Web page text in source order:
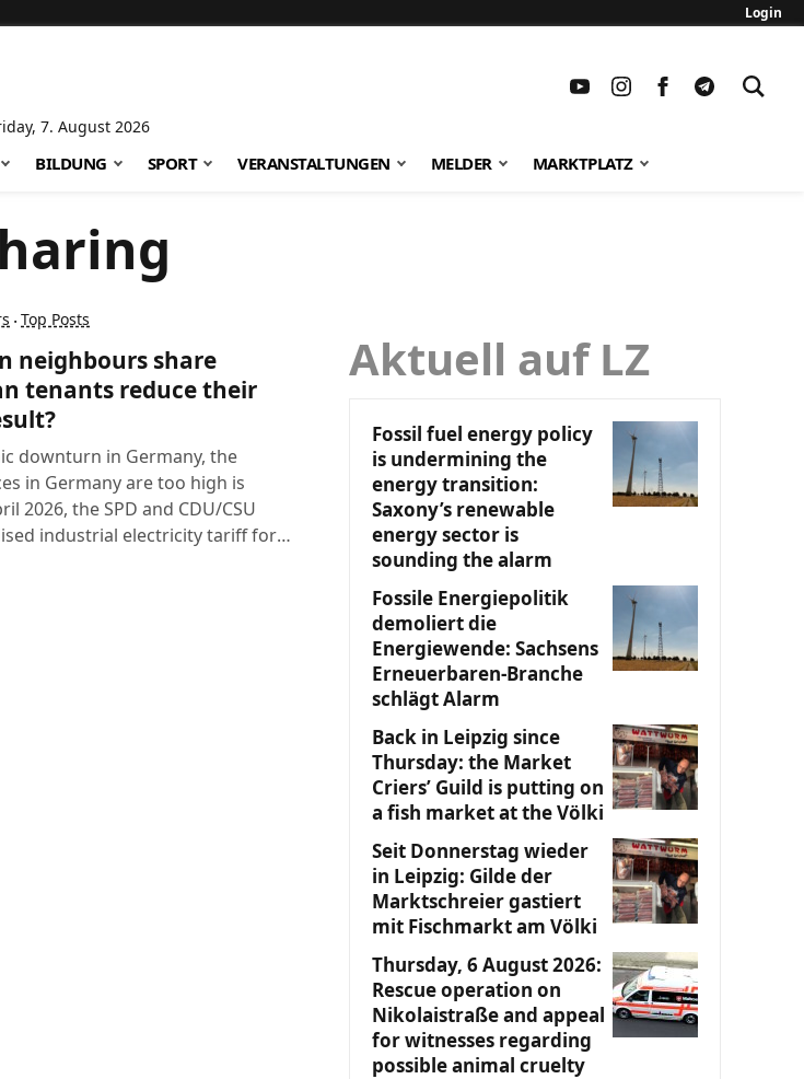
Login
7. August 2026
BILDUNG SPORT VERANSTALTUNGEN MELDER MARKTPLATZ
· Top Posts
neighbours share
tenants reduce their
downturn in Germany, the
in Germany are too high is
2026, the SPD and CDU/CSU
industrial electricity tariff for
Aktuell auf LZ
Fossil fuel energy policy
is undermining the
energy transition:
Saxony’s renewable
energy sector is
sounding the alarm
Fossile Energiepolitik
demoliert die
Energiewende: Sachsens
Erneuerbaren-Branche
schlägt Alarm
Back in Leipzig since
Thursday: the Market
Criers’ Guild is putting on
a fish market at the Völki
Seit Donnerstag wieder
in Leipzig: Gilde der
Marktschreier gastiert
mit Fischmarkt am Völki
Thursday, 6 August 2026:
Rescue operation on
Nikolaistraße and appeal
for witnesses regarding
possible animal cruelty